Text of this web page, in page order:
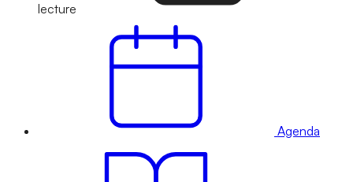
lecture
Agenda